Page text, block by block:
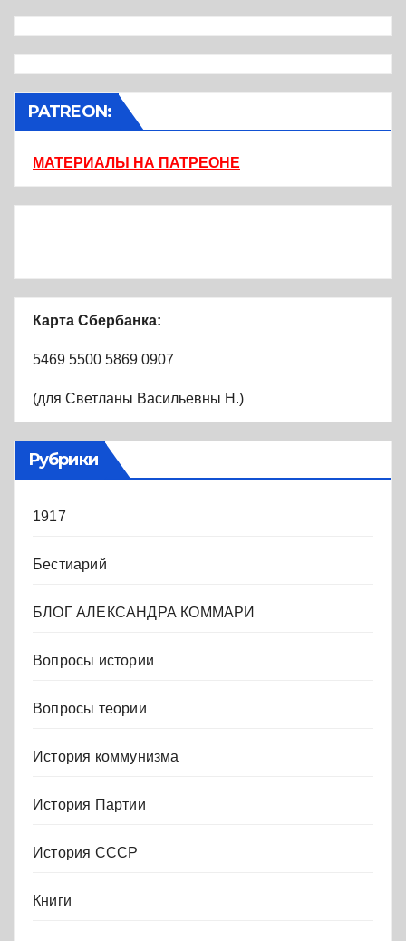
PATREON:
МАТЕРИАЛЫ НА ПАТРЕОНЕ
Карта Сбербанка:
5469 5500 5869 0907
(для Светланы Васильевны Н.)
Рубрики
1917
Бестиарий
БЛОГ АЛЕКСАНДРА КОММАРИ
Вопросы истории
Вопросы теории
История коммунизма
История Партии
История СССР
Книги